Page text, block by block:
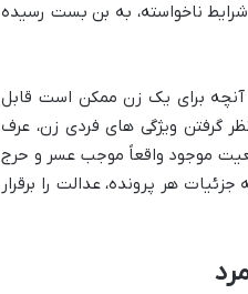
ناخواسته، به بن بست رسیده
برای یک زن ممکن است قابل
گرفتن ویژگی های فردی زن، عرف
موجود واقعاً موجب عسر و حرج
هر پرونده، عدالت را برقرار